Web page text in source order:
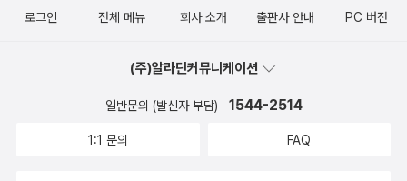
로그인 전체 메뉴 회사 소개 출판사 안내 PC 버전
(주)알라딘커뮤니케이션
일반문의 (발신자 부담) 1544-2514
1:1 문의 FAQ